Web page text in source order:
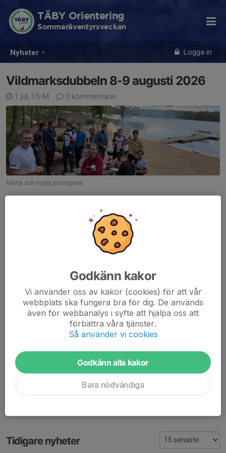
Nyheter Logga in
TÄBY Orientering
Sommaräventyrsveckan
Vildmarksdubbeln 8-9 augusti 2026
1 jul, 15:44 0 kommentarer
Mätta och nöjda provlöpare
Igår hade vi tredje provlöpningen och grillning. Skog, karta,
klassindelning och banor har testats inför våra tävlingar i
augusti, och många förbättringar blir det. Lite senare ska
småstigar och (skogs-)tomtgränser snitzlarsför att allt ska bli
tydligt och bra. Perfekt också med Norrkartor som genomfört
Tävlingarna i augusti kommer gå i väldigt fin och omväxlande
skog, i princip hygges/grönområdes-fritt, i fin orientering ända in
till sista kontrollen. Tävlingsarenan blir också mycket fin, men
fina badsjöar nära.
Tidigare nyheter
Godkänn kakor
Vi använder oss av kakor (cookies) för att vår
webbplats ska fungera bra för dig. De används
även för webbanalys i syfte att hjälpa oss att
förbättra våra tjänster.
Så använder vi cookies
Godkänn alla kakor
Bara nödvändiga